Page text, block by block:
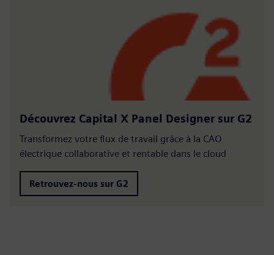
Découvrez Capital X Panel Designer sur G2
Transformez votre flux de travail grâce à la CAO
électrique collaborative et rentable dans le cloud
Retrouvez-nous sur G2